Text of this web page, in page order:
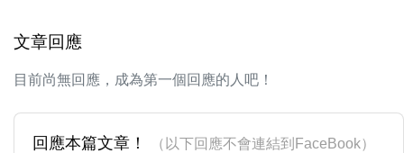
文章回應
目前尚無回應，成為第一個回應的人吧！
回應本篇文章！
（以下回應不會連結到FaceBook）